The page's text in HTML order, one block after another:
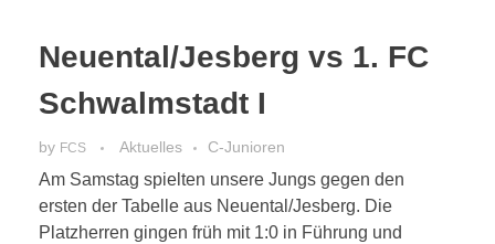
Neuental/Jesberg vs 1. FC
Schwalmstadt I
by FCS Aktuelles C-Junioren
Am Samstag spielten unsere Jungs gegen den
ersten der Tabelle aus Neuental/Jesberg. Die
Platzherren gingen früh mit 1:0 in Führung und